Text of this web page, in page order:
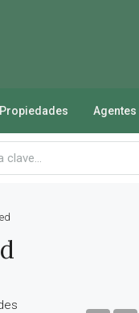
Propiedades Agentes